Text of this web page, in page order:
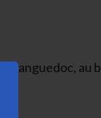
Languedoc,